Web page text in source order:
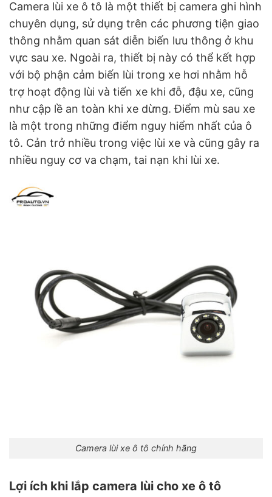
Camera lùi xe ô tô là một thiết bị camera ghi hình
chuyên dụng, sử dụng trên các phương tiện giao
thông nhằm quan sát diễn biến lưu thông ở khu
vực sau xe. Ngoài ra, thiết bị này có thể kết hợp
với bộ phận cảm biến lùi trong xe hơi nhằm hỗ
trợ hoạt động lùi và tiến xe khi đỗ, đậu xe, cũng
như cập lề an toàn khi xe dừng. Điểm mù sau xe
là một trong những điểm nguy hiểm nhất của ô
tô. Cản trở nhiều trong việc lùi xe và cũng gây ra
nhiều nguy cơ va chạm, tai nạn khi lùi xe.
Camera lùi xe ô tô chính hãng
Lợi ích khi lắp camera lùi cho xe ô tô